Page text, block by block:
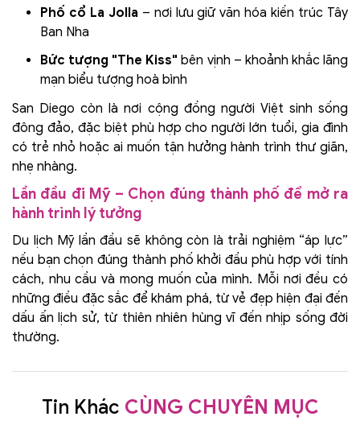
Phố cổ La Jolla– nơi lưu giữ văn hóa kiến trúc Tây
Ban Nha
Bức tượng "The Kiss" bên vịnh – khoảnh khắc lãng
mạn biểu tượng hoà bình
San Diego còn là nơi cộng đồng người Việt sinh sống
đông đảo, đặc biệt phù hợp cho người lớn tuổi, gia đình
có trẻ nhỏ hoặc ai muốn tận hưởng hành trình thư giãn,
nhẹ nhàng.
Lần đầu đi Mỹ – Chọn đúng thành phố để mở ra
hành trình lý tưởng
Du lịch Mỹ lần đầu sẽ không còn là trải nghiệm “áp lực”
nếu bạn chọn đúng thành phố khởi đầu phù hợp với tính
cách, nhu cầu và mong muốn của mình. Mỗi nơi đều có
những điều đặc sắc để khám phá, từ vẻ đẹp hiện đại đến
dấu ấn lịch sử, từ thiên nhiên hùng vĩ đến nhịp sống đời
thường.
Tin Khác CÙNG CHUYÊN MỤC